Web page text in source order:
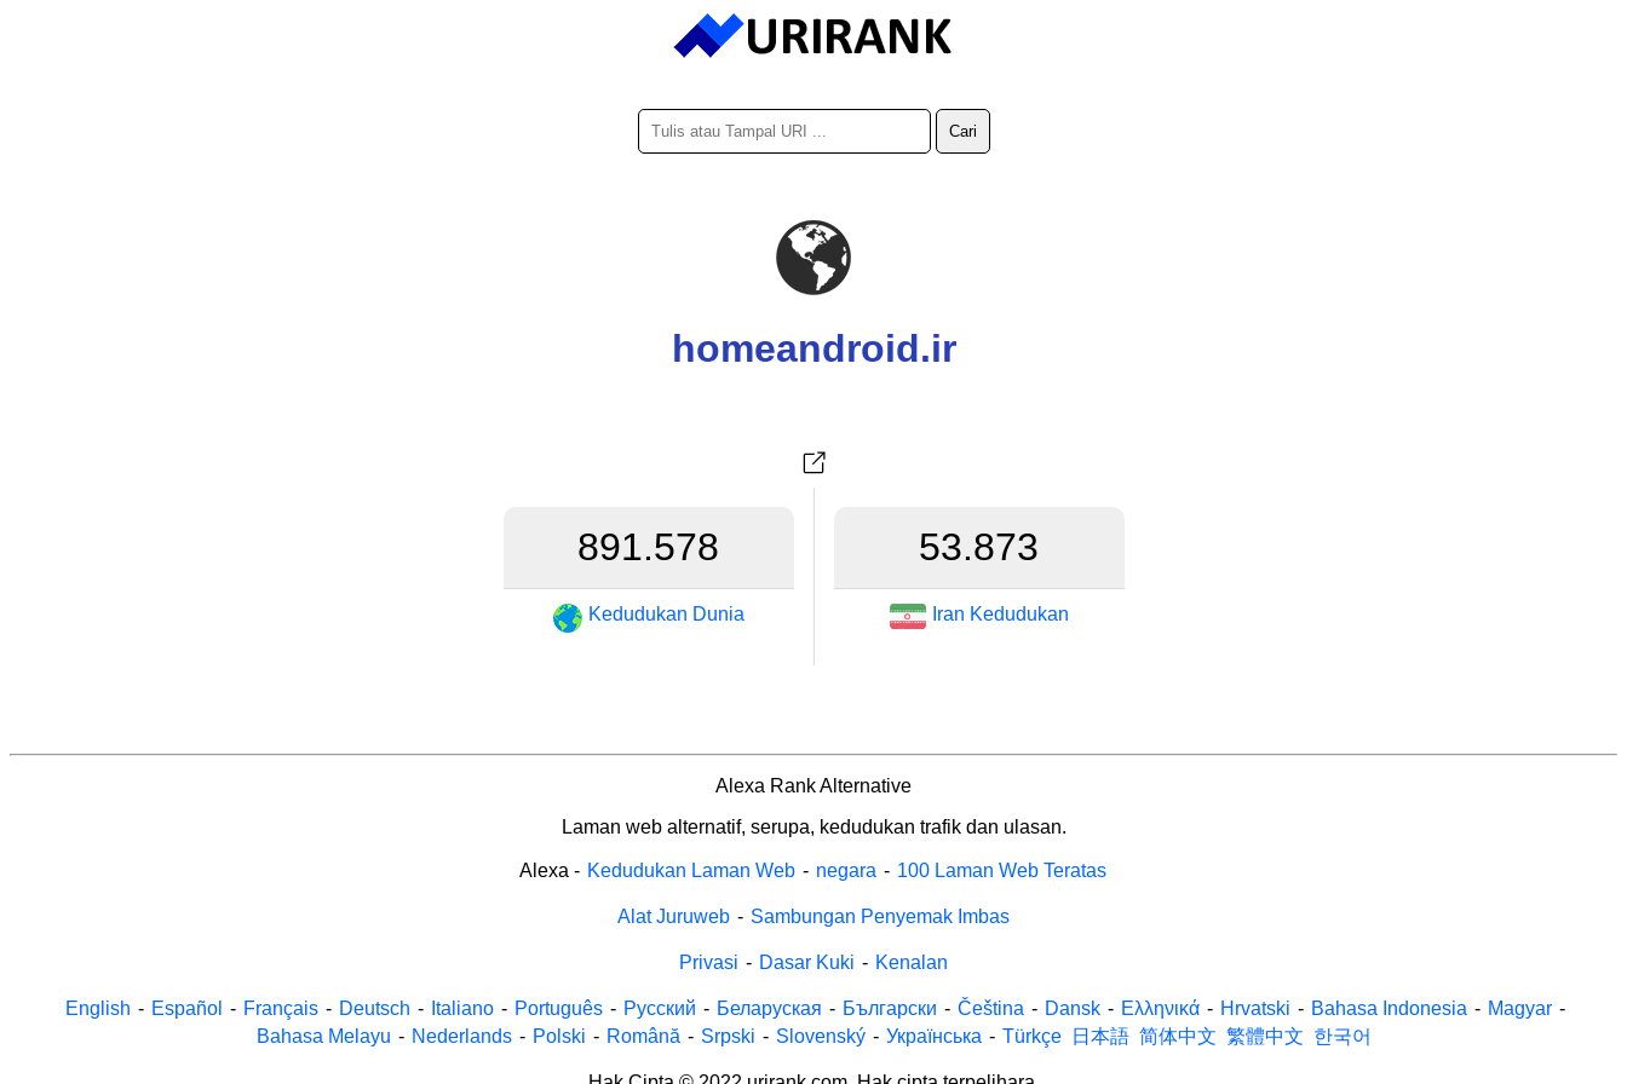
homeandroid.ir
891.578
Kedudukan Dunia
53.873
Iran Kedudukan
Alexa Rank Alternative
Laman web alternatif, serupa, kedudukan trafik dan ulasan.
Alexa - Kedudukan Laman Web - negara - 100 Laman Web Teratas
Alat Juruweb - Sambungan Penyemak Imbas
Privasi - Dasar Kuki - Kenalan
English - Español - Français - Deutsch - Italiano - Português - Русский - Беларуская - Български - Čeština - Dansk - Ελληνικά - Hrvatski - Bahasa Indonesia - Magyar -
Bahasa Melayu - Nederlands - Polski - Română - Srpski - Slovenský - Українська - Türkçe 日本語 简体中文 繁體中文 한국어